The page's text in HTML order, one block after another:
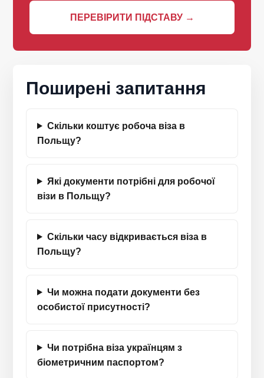
ПЕРЕВІРИТИ ПІДСТАВУ →
Поширені запитання
Скільки коштує робоча віза в
Польщу?
Які документи потрібні для робочої
візи в Польщу?
Скільки часу відкривається віза в
Польщу?
Чи можна подати документи без
особистої присутності?
Чи потрібна віза українцям з
біометричним паспортом?